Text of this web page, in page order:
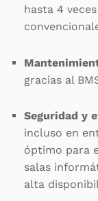
hasta 4
gracias al
Seguridad y
incluso en
óptimo para
salas
alta